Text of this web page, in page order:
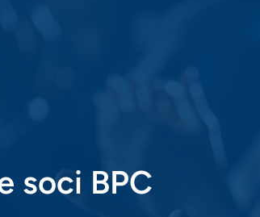
soci BPC